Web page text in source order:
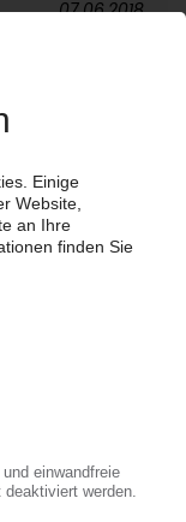
07.06.2018
/
/